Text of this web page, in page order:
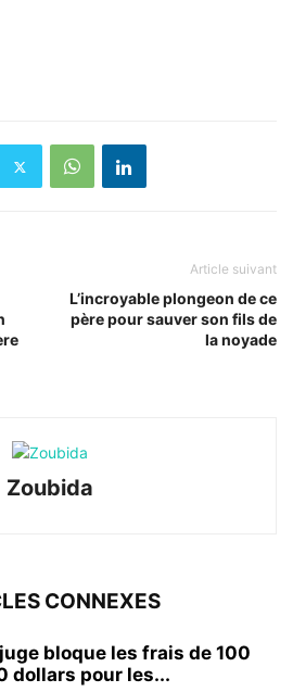
Article suivant
L’incroyable plongeon de ce
père pour sauver son fils de
la noyade
Zoubida
CONNEXES
bloque les frais de 100
dollars pour les...